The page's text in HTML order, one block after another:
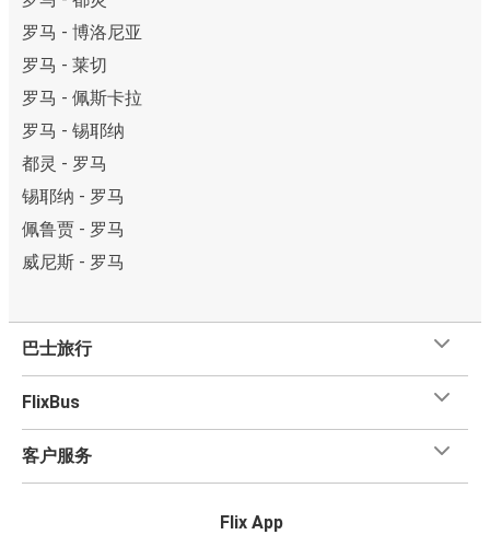
罗马 - 博洛尼亚
罗马 - 莱切
罗马 - 佩斯卡拉
罗马 - 锡耶纳
都灵 - 罗马
锡耶纳 - 罗马
佩鲁贾 - 罗马
威尼斯 - 罗马
巴士旅行
FlixBus
客户服务
Flix App